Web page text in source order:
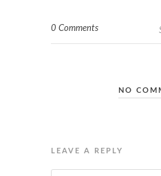
0 Comments
NO
LEAVE A REPLY